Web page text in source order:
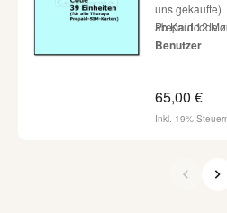
uns gekaufte)
Prepaidcode
Benutzer
ab Kauf 12
65,00 €
Inkl. 19%